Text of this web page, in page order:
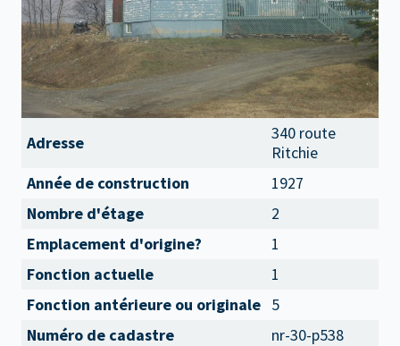
Adresse
340 route
Ritchie
Année de construction
1927
Nombre d'étage
2
Emplacement d'origine?
1
Fonction actuelle
1
Fonction antérieure ou originale 5
Numéro de cadastre
nr-30-p538